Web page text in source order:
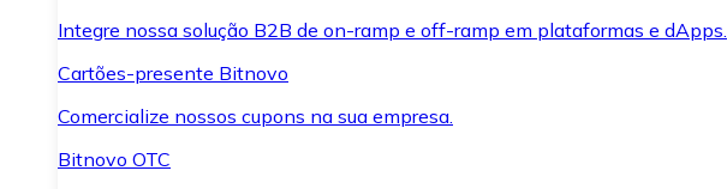
Integre nossa solução B2B de on-ramp e off-ramp em plataformas e dApps.
Cartões-presente Bitnovo
Comercialize nossos cupons na sua empresa.
Bitnovo OTC